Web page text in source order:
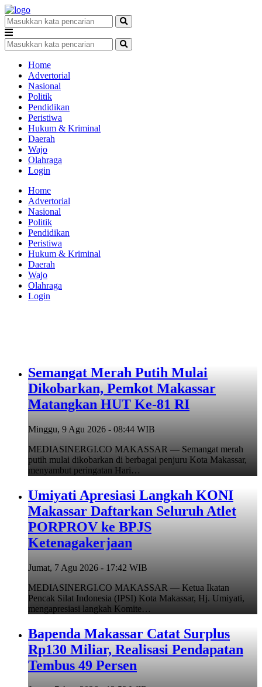
Home
Advertorial
Nasional
Politik
Pendidikan
Peristiwa
Hukum & Kriminal
Daerah
Wajo
Olahraga
Login
Home
Advertorial
Nasional
Politik
Pendidikan
Peristiwa
Hukum & Kriminal
Daerah
Wajo
Olahraga
Login
Semangat Merah Putih Mulai
Dikobarkan, Pemkot Makassar
Matangkan HUT Ke-81 RI
Minggu, 9 Agu 2026 - 08:44 WIB
MEDIASINERGI.CO MAKASSAR — Semangat merah
putih mulai dikobarkan di berbagai penjuru Kota Makassar,
menyambut peringatan Hari…
Umiyati Apresiasi Langkah KONI
Makassar Daftarkan Seluruh Atlet
PORPROV ke BPJS
Ketenagakerjaan
Jumat, 7 Agu 2026 - 17:42 WIB
MEDIASINERGI.CO MAKASSAR — Ketua Ikatan
Pencak Silat Indonesia (IPSI) Kota Makassar, Hj. Umiyati,
mengapresiasi langkah Komite…
Bapenda Makassar Catat Surplus
Rp130 Miliar, Realisasi Pendapatan
Tembus 49 Persen